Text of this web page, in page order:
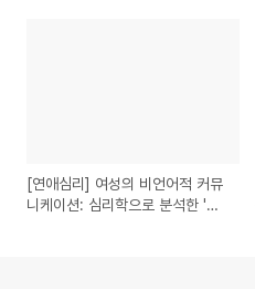
[연애심리] 여성의 비언어적 커뮤
니케이션: 심리학으로 분석한 '간